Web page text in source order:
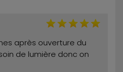
après ouverture du
de lumière donc on